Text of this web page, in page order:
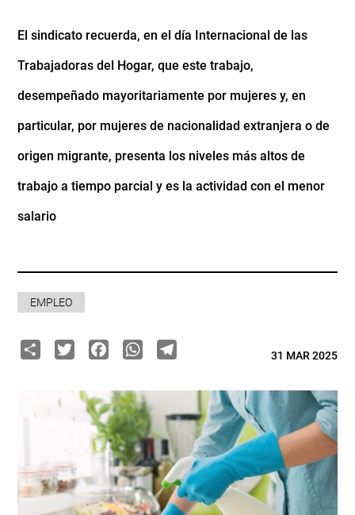
El sindicato recuerda, en el día Internacional de las
Trabajadoras del Hogar, que este trabajo,
desempeñado mayoritariamente por mujeres y, en
particular, por mujeres de nacionalidad extranjera o de
origen migrante, presenta los niveles más altos de
trabajo a tiempo parcial y es la actividad con el menor
salario
EMPLEO
ShareTwitterFacebook
WhatsApp
Telegram31 MAR 2025